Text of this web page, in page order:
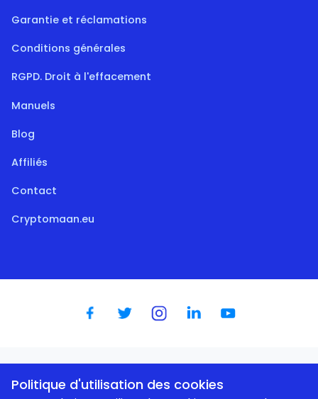
Garantie et réclamations
Conditions générales
RGPD. Droit à l'effacement
Manuels
Blog
Affiliés
Contact
Cryptomaan.eu
Dutch|English|German |Spanish|French
Politique d'utilisation des cookies